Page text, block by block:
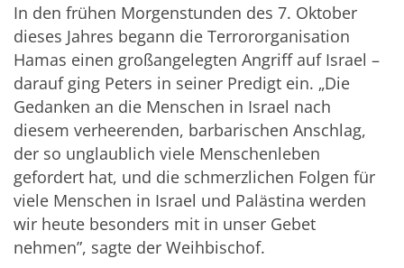
In den frühen Morgenstunden des 7. Oktober
dieses Jahres begann die Terrororganisation
Hamas einen großangelegten Angriff auf Israel –
darauf ging Peters in seiner Predigt ein. „Die
Gedanken an die Menschen in Israel nach
diesem verheerenden, barbarischen Anschlag,
der so unglaublich viele Menschenleben
gefordert hat, und die schmerzlichen Folgen für
viele Menschen in Israel und Palästina werden
wir heute besonders mit in unser Gebet
nehmen”, sagte der Weihbischof.